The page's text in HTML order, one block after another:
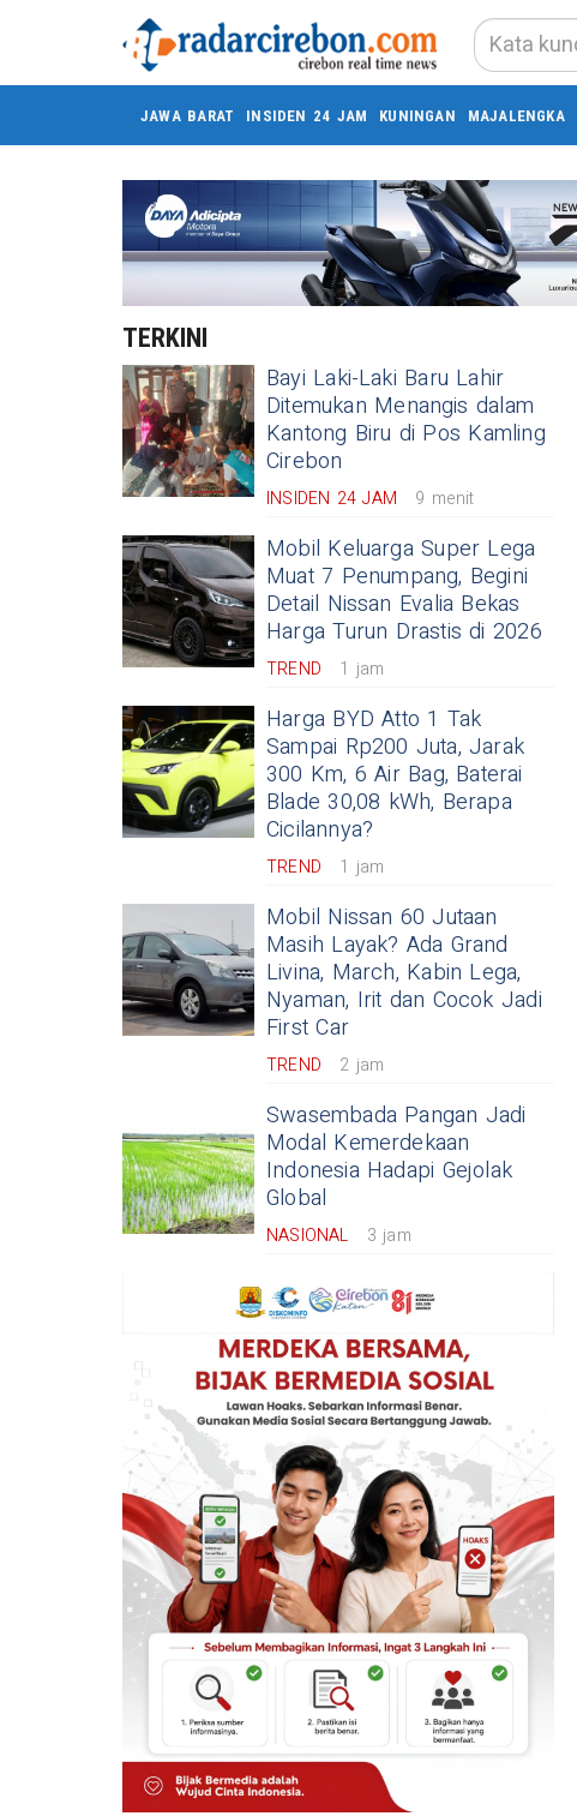
JAWA BARAT INSIDEN 24 JAM KUNINGAN MAJALENGKA
TERKINI
Bayi Laki-Laki Baru Lahir
Ditemukan Menangis dalam
Kantong Biru di Pos Kamling
Cirebon
INSIDEN 24 JAM 9 menit
Mobil Keluarga Super Lega
Muat 7 Penumpang, Begini
Detail Nissan Evalia Bekas
Harga Turun Drastis di 2026
TREND 1 jam
Harga BYD Atto 1 Tak
Sampai Rp200 Juta, Jarak
300 Km, 6 Air Bag, Baterai
Blade 30,08 kWh, Berapa
Cicilannya?
TREND 1 jam
Mobil Nissan 60 Jutaan
Masih Layak? Ada Grand
Livina, March, Kabin Lega,
Nyaman, Irit dan Cocok Jadi
First Car
TREND 2 jam
Swasembada Pangan Jadi
Modal Kemerdekaan
Indonesia Hadapi Gejolak
Global
NASIONAL 3 jam